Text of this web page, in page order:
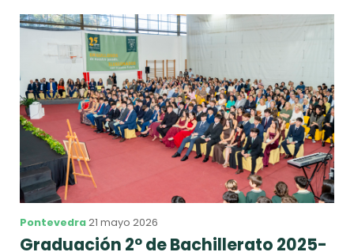
Pontevedra21 mayo 2026
Graduación 2º de Bachillerato 2025-